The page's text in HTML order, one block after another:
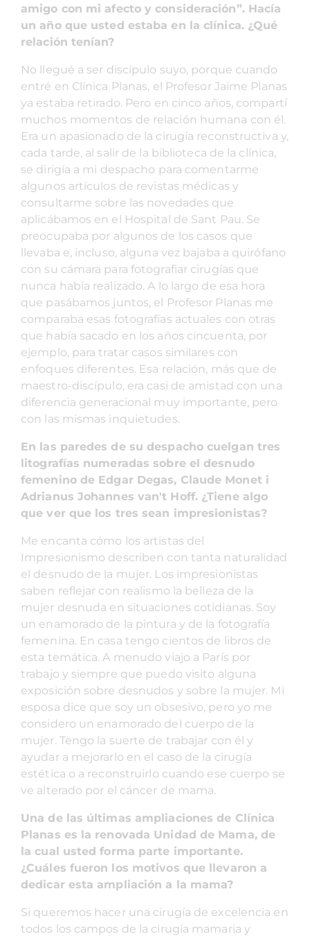
amigo con mi afecto y consideración”. Hacía
un año que usted estaba en la clínica. ¿Qué
relación tenían?
No llegué a ser discípulo suyo, porque cuando
entré en Clínica Planas, el Profesor Jaime Planas
ya estaba retirado. Pero en cinco años, compartí
muchos momentos de relación humana con él.
Era un apasionado de la cirugía reconstructiva y,
cada tarde, al salir de la biblioteca de la clínica,
se dirigía a mi despacho para comentarme
algunos artículos de revistas médicas y
consultarme sobre las novedades que
aplicábamos en el Hospital de Sant Pau. Se
preocupaba por algunos de los casos que
llevaba e, incluso, alguna vez bajaba a quirófano
con su cámara para fotografiar cirugías que
nunca había realizado. A lo largo de esa hora
que pasábamos juntos, el Profesor Planas me
comparaba esas fotografías actuales con otras
que había sacado en los años cincuenta, por
ejemplo, para tratar casos similares con
enfoques diferentes. Esa relación, más que de
maestro-discípulo, era casi de amistad con una
diferencia generacional muy importante, pero
con las mismas inquietudes.
En las paredes de su despacho cuelgan tres
litografías numeradas sobre el desnudo
femenino de Edgar Degas, Claude Monet i
Adrianus Johannes van't Hoff. ¿Tiene algo
que ver que los tres sean impresionistas?
Me encanta cómo los artistas del
Impresionismo describen con tanta naturalidad
el desnudo de la mujer. Los impresionistas
saben reflejar con realismo la belleza de la
mujer desnuda en situaciones cotidianas. Soy
un enamorado de la pintura y de la fotografía
femenina. En casa tengo cientos de libros de
esta temática. A menudo viajo a París por
trabajo y siempre que puedo visito alguna
exposición sobre desnudos y sobre la mujer. Mi
esposa dice que soy un obsesivo, pero yo me
considero un enamorado del cuerpo de la
mujer. Tengo la suerte de trabajar con él y
ayudar a mejorarlo en el caso de la cirugía
estética o a reconstruirlo cuando ese cuerpo se
ve alterado por el cáncer de mama.
Una de las últimas ampliaciones de Clínica
Planas es la renovada Unidad de Mama, de
la cual usted forma parte importante.
¿Cuáles fueron los motivos que llevaron a
dedicar esta ampliación a la mama?
Si queremos hacer una cirugía de excelencia en
todos los campos de la cirugía mamaria y